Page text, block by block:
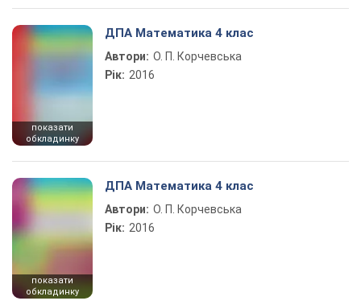
показати
обкладинку
ДПА Математика 4 клас
Автори: О. П. Корчевська
Рік: 2016
показати
обкладинку
ДПА Математика 4 клас
Автори: О. П. Корчевська
Рік: 2016